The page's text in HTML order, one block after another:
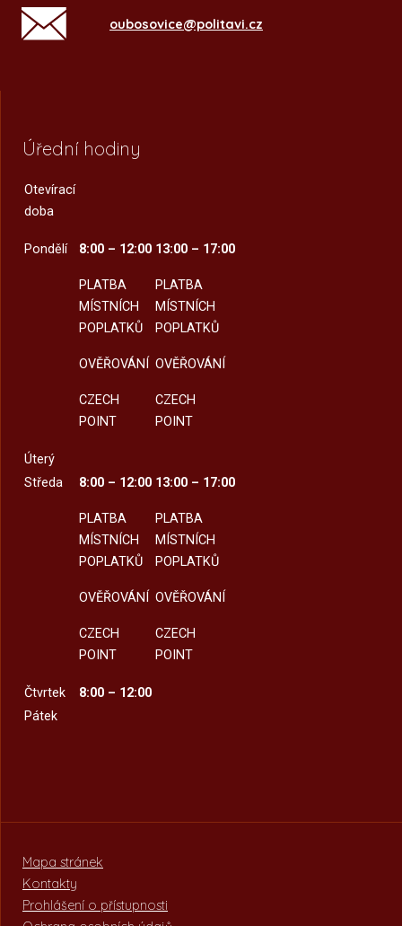
oubosovice@politavi.cz
Úřední hodiny
Otevírací
doba
Pondělí 8:00 – 12:00
PLATBA
MÍSTNÍCH
POPLATKŮ
OVĚŘOVÁNÍ
CZECH
POINT
13:00 – 17:00
PLATBA
MÍSTNÍCH
POPLATKŮ
OVĚŘOVÁNÍ
CZECH
POINT
Úterý
Středa
8:00 – 12:00
PLATBA
MÍSTNÍCH
POPLATKŮ
OVĚŘOVÁNÍ
CZECH
POINT
13:00 – 17:00
PLATBA
MÍSTNÍCH
POPLATKŮ
OVĚŘOVÁNÍ
CZECH
POINT
Čtvrtek
8:00 – 12:00
Pátek
Mapa stránek
Kontakty
Prohlášení o přístupnosti